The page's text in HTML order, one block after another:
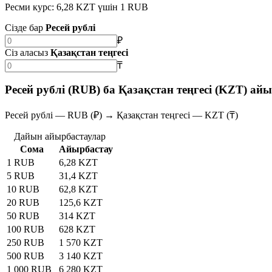
Ресми курс: 6,28 KZT үшін 1 RUB
Сізде бар Ресей рублі
₽
Сіз аласыз Қазақстан теңгесі
₸
Ресей рублі (RUB) ба Қазақстан теңгесі (KZT)
Ресей рублі — RUB (₽) → Қазақстан теңгесі — KZT (₸)
Дайын айырбастаулар
Сома
Айырбастау
1 RUB
6,28 KZT
5 RUB
31,4 KZT
10 RUB
62,8 KZT
20 RUB
125,6 KZT
50 RUB
314 KZT
100 RUB
628 KZT
250 RUB
1 570 KZT
500 RUB
3 140 KZT
1 000 RUB
6 280 KZT